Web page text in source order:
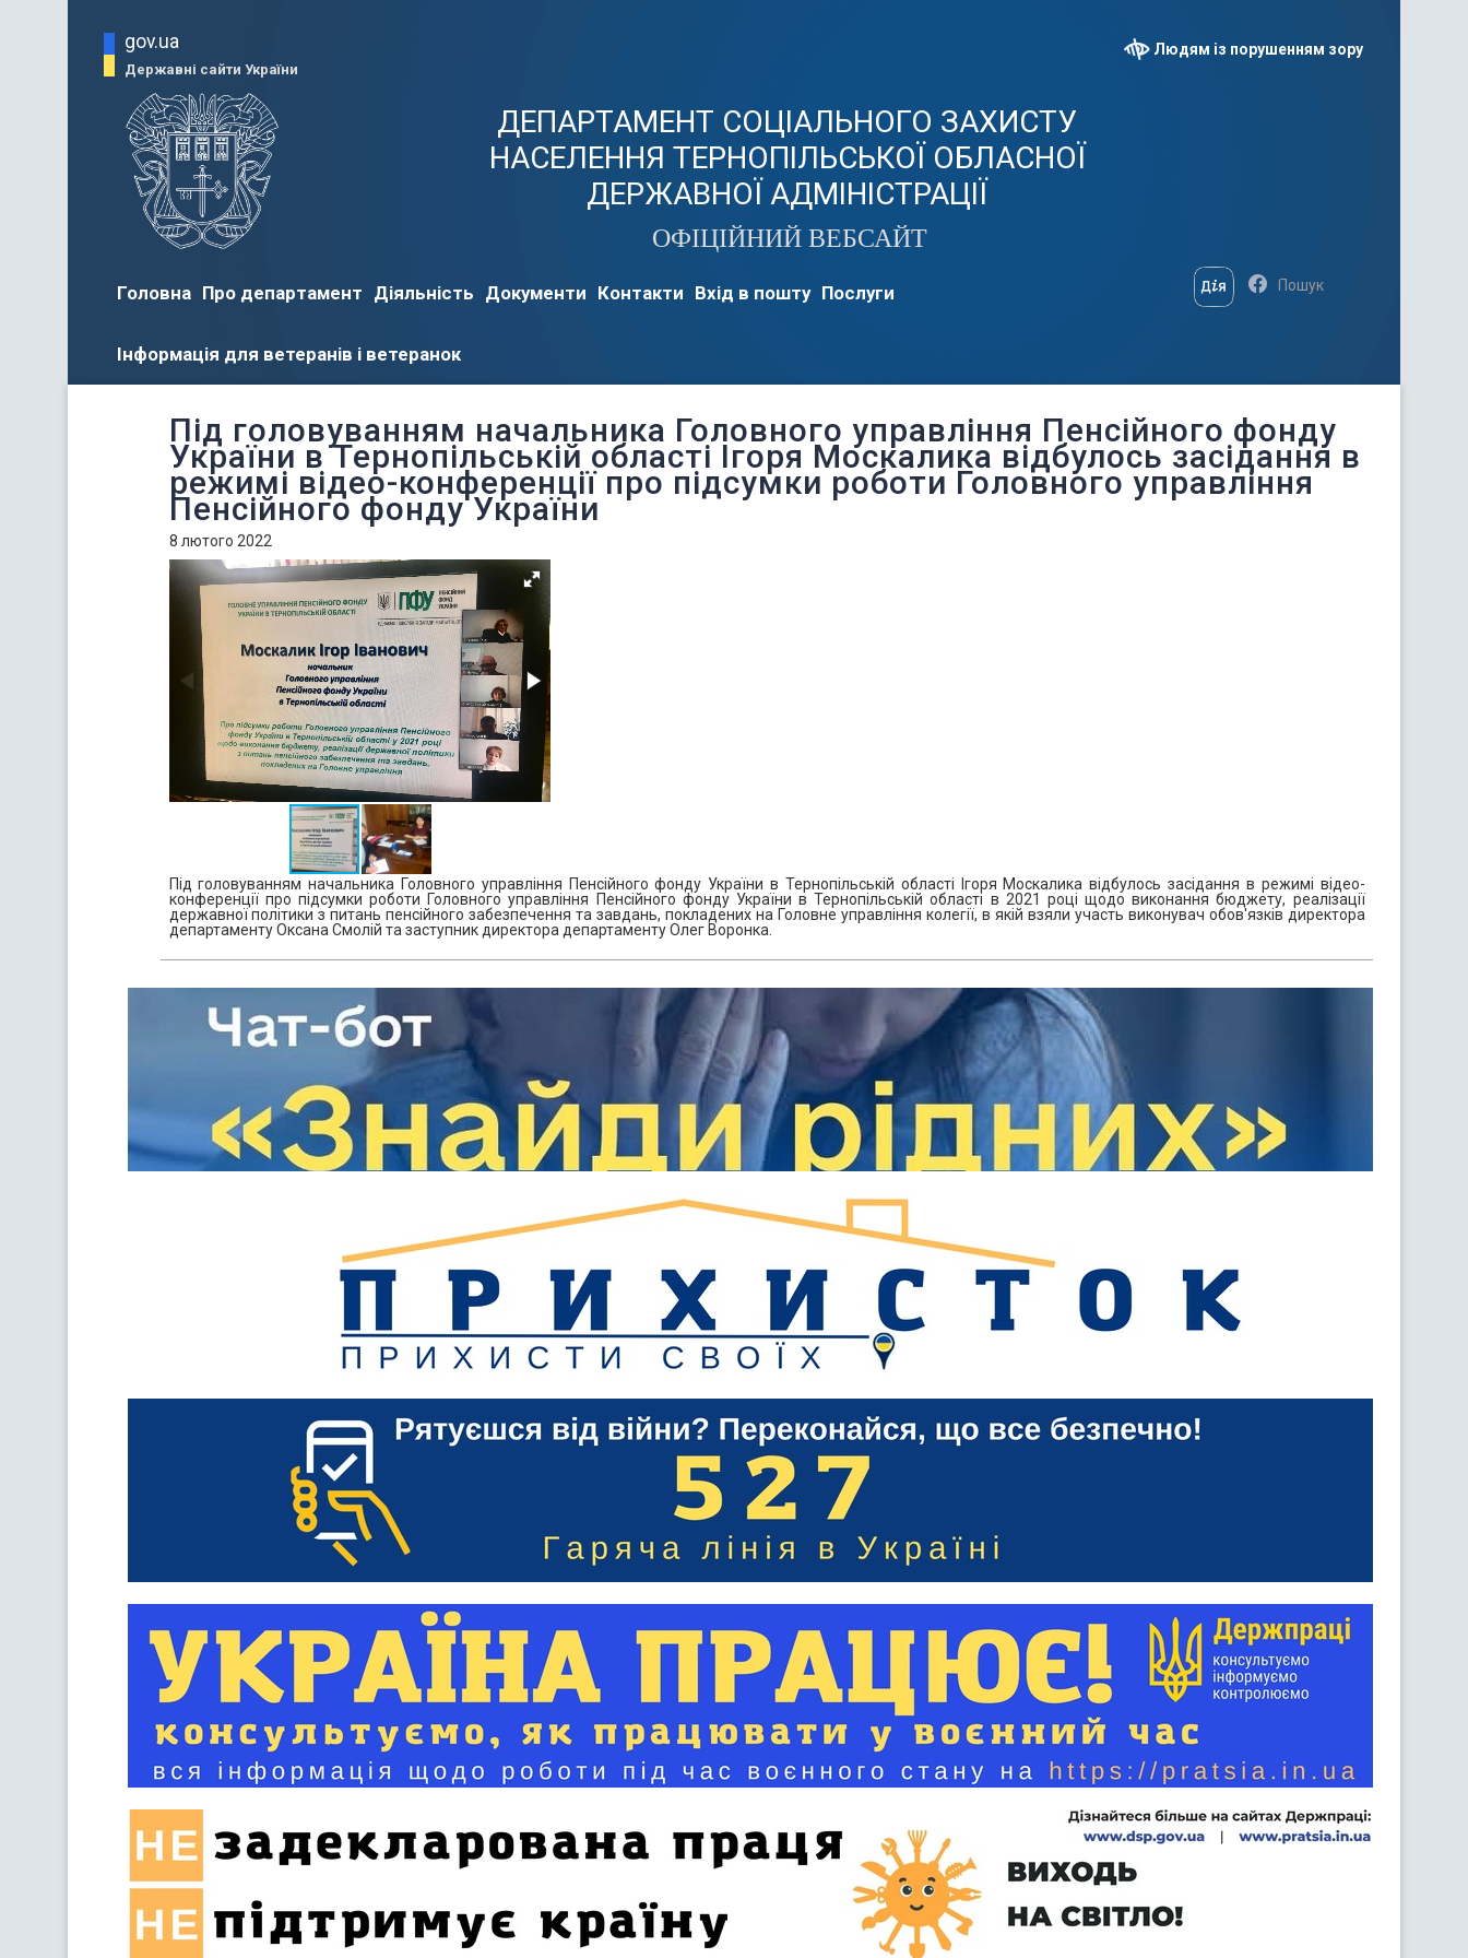
gov.ua
Державні сайти України
ДЕПАРТАМЕНТ СОЦІАЛЬНОГО ЗАХИСТУ
НАСЕЛЕННЯ ТЕРНОПІЛЬСЬКОЇ ОБЛАСНОЇ
ДЕРЖАВНОЇ АДМІНІСТРАЦІЇ
ОФІЦІЙНИЙ ВЕБСАЙТ
Людям із порушенням зору
Головна Про департамент Діяльність Документи Контакти Вхід в пошту Послуги
Інформація для ветеранів і ветеранок
Під головуванням начальника Головного управління Пенсійного фонду
України в Тернопільській області Ігоря Москалика відбулось засідання в
режимі відео-конференції про підсумки роботи Головного управління
Пенсійного фонду України
8 лютого 2022
Під головуванням начальника Головного управління Пенсійного фонду України в Тернопільській області Ігоря Москалика відбулось засідання в режимі відео-
конференції про підсумки роботи Головного управління Пенсійного фонду України в Тернопільській області в 2021 році щодо виконання бюджету, реалізації
державної політики з питань пенсійного забезпечення та завдань, покладених на Головне управління колегії, в якій взяли участь виконувач обов'язків директора
департаменту Оксана Смолій та заступник директора департаменту Олег Воронка.